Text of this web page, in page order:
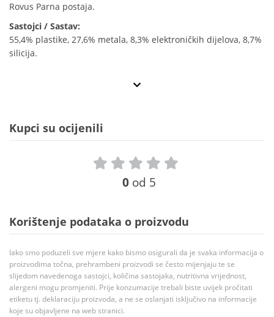
Rovus Parna postaja.
Sastojci / Sastav:
55,4% plastike, 27,6% metala, 8,3% elektroničkih dijelova, 8,7%
silicija.
Kupci su ocijenili
0 od 5
Korištenje podataka o proizvodu
Iako smo poduzeli sve mjere kako bismo osigurali da je svaka informacija o
proizvodima točna, prehrambeni proizvodi se često mijenjaju te se
slijedom navedenoga sastojci, količina sastojaka, nutritivna vrijednost,
alergeni mogu promjeniti. Prije konzumacije trebali biste uvijek pročitati
etiketu tj. deklaraciju proizvoda, a ne se oslanjati isključivo na informacije
koje su objavljene na web stranici.